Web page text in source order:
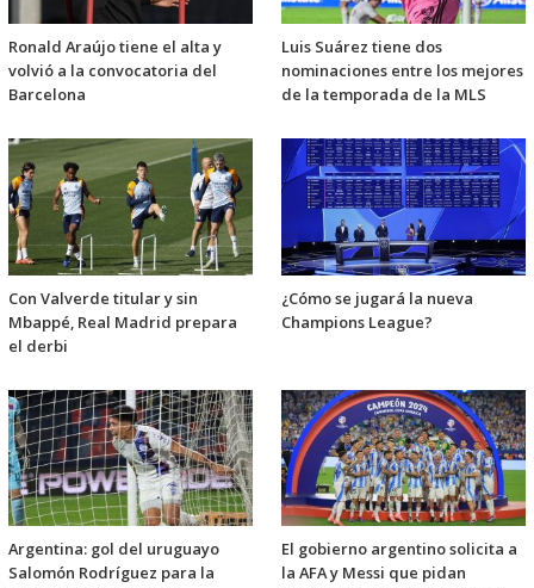
Ronald Araújo tiene el alta y
volvió a la convocatoria del
Barcelona
Luis Suárez tiene dos
nominaciones entre los mejores
de la temporada de la MLS
Con Valverde titular y sin
Mbappé, Real Madrid prepara
el derbi
¿Cómo se jugará la nueva
Champions League?
Argentina: gol del uruguayo
Salomón Rodríguez para la
El gobierno argentino solicita a
la AFA y Messi que pidan